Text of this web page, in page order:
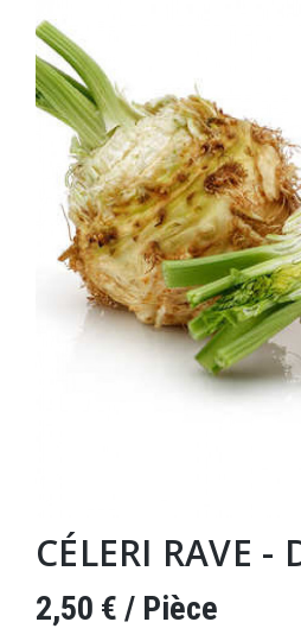
CÉLERI RAVE -
2,50 € / Pièce